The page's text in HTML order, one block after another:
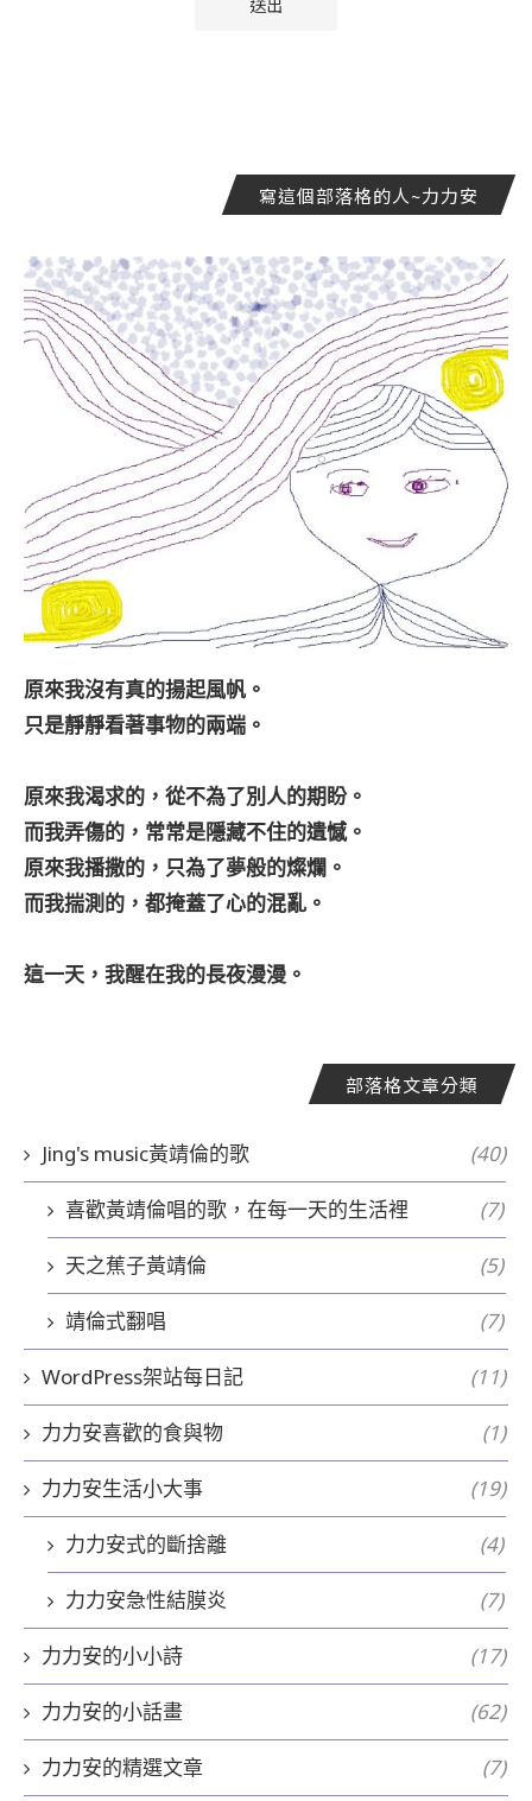
寫這個部落格的人~力力安
原來我沒有真的揚起風帆。
只是靜靜看著事物的兩端。
原來我渴求的，從不為了別人的期盼。
而我弄傷的，常常是隱藏不住的遺憾。
原來我播撒的，只為了夢般的燦爛。
而我揣測的，都掩蓋了心的混亂。
這一天，我醒在我的長夜漫漫。
部落格文章分類
Jing's music黃靖倫的歌 (40)
喜歡黃靖倫唱的歌，在每一天的生活裡 (7)
天之蕉子黃靖倫 (5)
靖倫式翻唱 (7)
WordPress架站每日記 (11)
力力安喜歡的食與物 (1)
力力安生活小大事 (19)
力力安式的斷捨離 (4)
力力安急性結膜炎 (7)
力力安的小小詩 (17)
力力安的小話畫 (62)
力力安的精選文章 (7)